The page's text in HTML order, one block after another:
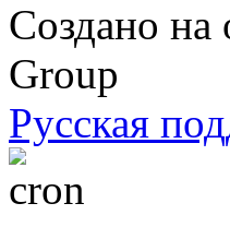
Создано на
Group
Русская